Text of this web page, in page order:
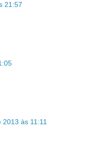
21:57
2013 às 11:11